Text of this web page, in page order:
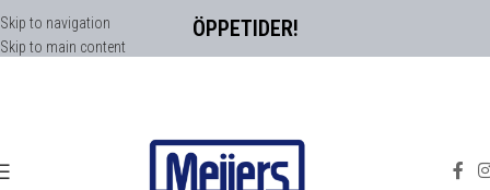
ÖPPETIDER!
Skip to navigation
Skip to main content